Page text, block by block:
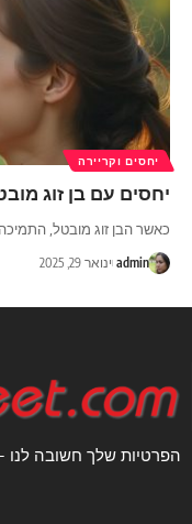
יחסים וקריירה
יחסים עם בן זוג
כאשר הבן זוג מובטל,
admin ינואר 29, 2025
הפרטיות שלך חשובה לנו